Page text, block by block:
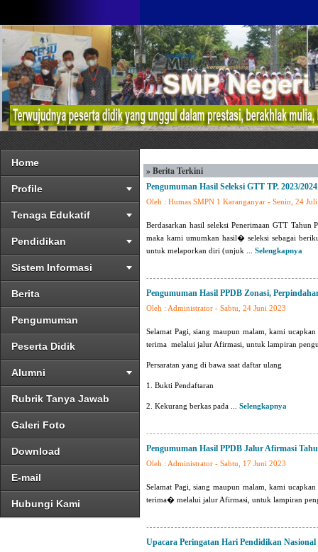
Home
Profile
Tenaga Edukatif
Pendidikan
Sistem Informasi
Berita
Pengumuman
Peserta Didik
Alumni
Rubrik Tanya Jawab
Galeri Foto
Download
E-mail
Hubungi Kami
» Berita Terkini
Pengumuman Hasil Seleksi GTT TP. 2023/2024
Oleh : Humas SMPN 1 Karanganyar - Senin, 24
Berdasarkan hasil seleksi Penerimaan GTT
maka kami umumkan hasil� seleksi sebagai
untuk melaporkan diri (unjuk ... Selengkapnya
Pengumuman Hasil PPDB Zonasi,
Oleh : Administrator - Sabtu, 24 Juni 2023
Selamat Pagi, siang maupun malam, kami
terima melalui jalur Afirmasi, untuk lampiran
Persaratan yang di bawa saat daftar ulang
1. Bukti Pendaftaran
2. Kekurang berkas pada ... Selengkapnya
Pengumuman Hasil PPDB Jalur Afirmasi
Oleh : Administrator - Sabtu, 17 Juni 2023
Selamat Pagi, siang maupun malam, kami
terima� melalui jalur Afirmasi, untuk lampiran
Upacara Peringatan Hari Pendidikan Nasional